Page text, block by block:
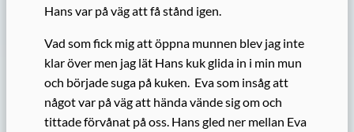
Hans var på väg att få stånd igen.
Vad som fick mig att öppna munnen blev jag inte
klar över men jag lät Hans kuk glida in i min mun
och började suga på kuken. Eva som insåg att
något var på väg att hända vände sig om och
tittade förvånat på oss. Hans gled ner mellan Eva